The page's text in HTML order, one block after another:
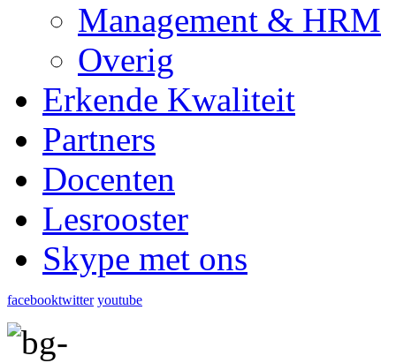
Management & HRM
Overig
Erkende Kwaliteit
Partners
Docenten
Lesrooster
Skype met ons
facebooktwitter youtube